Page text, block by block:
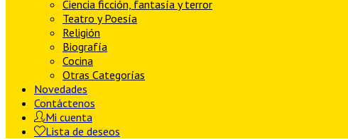
Ciencia ficción, fantasía y terror
Teatro y Poesía
Religión
Biografía
Cocina
Otras Categorías
Novedades
Contáctenos
Mi cuenta
Lista de deseos